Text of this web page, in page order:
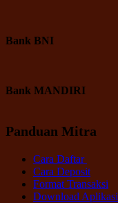
Bank BNI
Bank MANDIRI
Panduan Mitra
Cara Daftar
Cara Deposit
Format Transaksi
Download Aplikasi